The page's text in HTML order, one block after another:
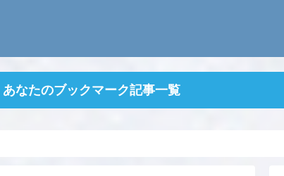
あなたのブックマーク記事一覧